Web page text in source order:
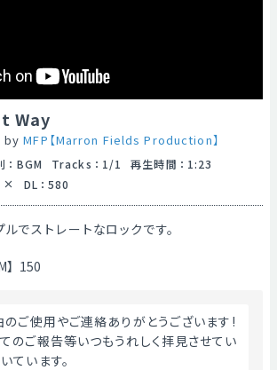
Way
byMFP【Marron Fields Production】
： BGM Tracks ： 1/1 再生時間 ： 1:23
DL ： 580
ルでストレートなロックです。
】150
のご使用やご連絡ありがとうございます!
のご報告等いつもうれしく拝見させてい
ています。